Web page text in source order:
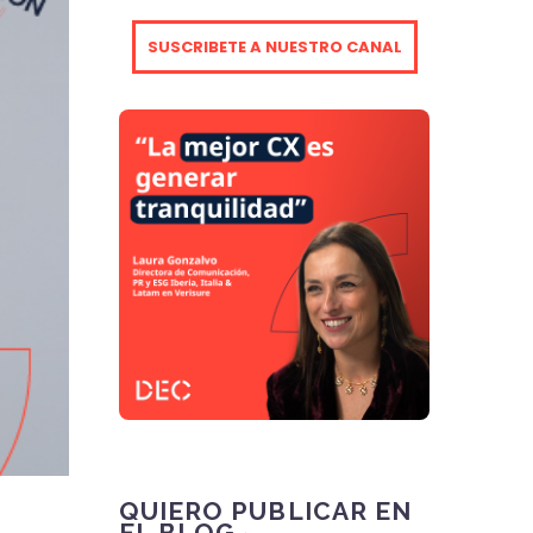
SUSCRIBETE A NUESTRO CANAL
QUIERO PUBLICAR EN